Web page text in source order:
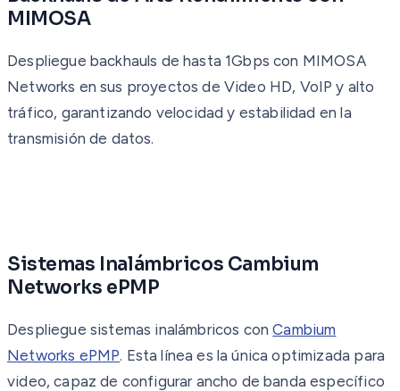
MIMOSA
Despliegue backhauls de hasta 1Gbps con MIMOSA
Networks en sus proyectos de Video HD, VoIP y alto
tráfico, garantizando velocidad y estabilidad en la
transmisión de datos.
Sistemas Inalámbricos Cambium
Networks ePMP
Despliegue sistemas inalámbricos conCambium
Networks ePMP. Esta línea es la única optimizada para
video, capaz de configurar ancho de banda específico